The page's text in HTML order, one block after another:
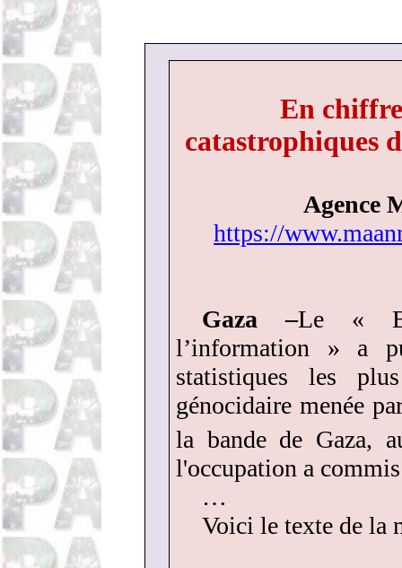
En
catastrophiques
Agence
https://
Gaza –Le «
l’information » a
statistiques les
génocidaire menée
la bande de Gaza,
l'occupation a
…
Voici le texte de la